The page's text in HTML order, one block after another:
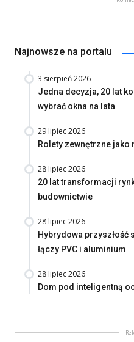
Najnowsze na portalu
3 sierpień 2026
Jedna decyzja, 20 lat
wybrać okna na lata
29 lipiec 2026
Rolety zewnętrzne
28 lipiec 2026
20 lat transformacji
budownictwie
28 lipiec 2026
Hybrydowa
łączy PVC i aluminium
28 lipiec 2026
Dom pod inteligentną